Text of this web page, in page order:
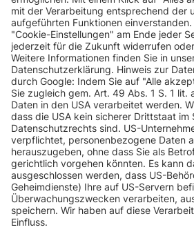
INFORMATIONEN
KUNDENSERVICE
INFORMATIONEN
ZAHLUNGSARTEN
KONTAKT